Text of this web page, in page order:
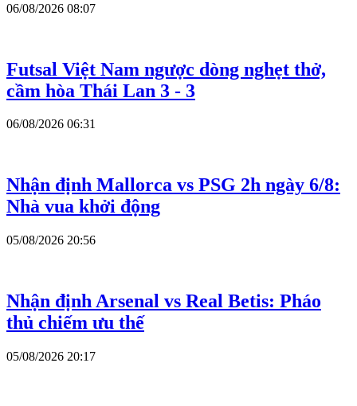
06/08/2026 08:07
Futsal Việt Nam ngược dòng nghẹt thở,
cầm hòa Thái Lan 3 - 3
06/08/2026 06:31
Nhận định Mallorca vs PSG 2h ngày 6/8:
Nhà vua khởi động
05/08/2026 20:56
Nhận định Arsenal vs Real Betis: Pháo
thủ chiếm ưu thế
05/08/2026 20:17